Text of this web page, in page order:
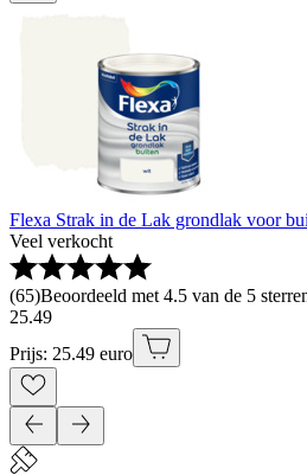
Flexa Strak in de Lak grondlak voor
Veel verkocht
(65)Beoordeeld met 4.5 van de 5
25.49
Prijs: 25.49 euro